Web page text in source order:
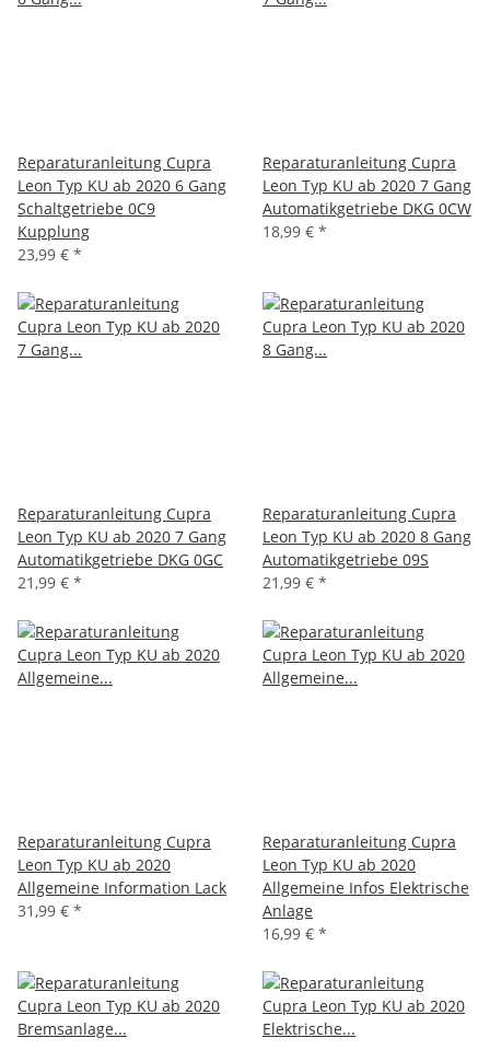
Reparaturanleitung Cupra
Leon Typ KU ab 2020 6 Gang
Schaltgetriebe 0C9
Kupplung
23,99 € *
Reparaturanleitung Cupra
Leon Typ KU ab 2020 7 Gang
Automatikgetriebe DKG 0CW
18,99 € *
Reparaturanleitung Cupra
Leon Typ KU ab 2020 7 Gang
Automatikgetriebe DKG 0GC
21,99 € *
Reparaturanleitung Cupra
Leon Typ KU ab 2020 8 Gang
Automatikgetriebe 09S
21,99 € *
Reparaturanleitung Cupra
Leon Typ KU ab 2020
Allgemeine Information Lack
31,99 € *
Reparaturanleitung Cupra
Leon Typ KU ab 2020
Allgemeine Infos Elektrische
Anlage
16,99 € *